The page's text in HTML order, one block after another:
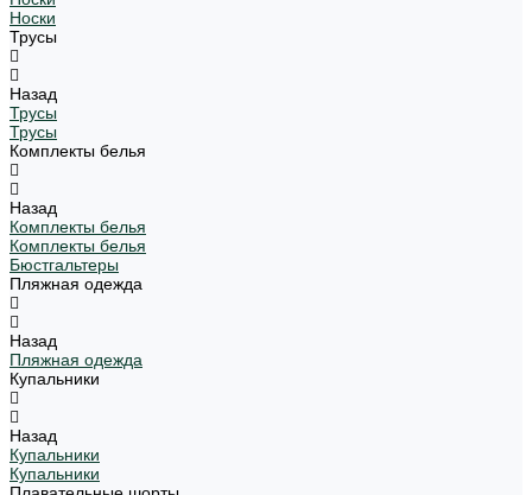
Носки
Трусы
Назад
Трусы
Трусы
Комплекты белья
Назад
Комплекты белья
Комплекты белья
Бюстгальтеры
Пляжная одежда
Назад
Пляжная одежда
Купальники
Назад
Купальники
Купальники